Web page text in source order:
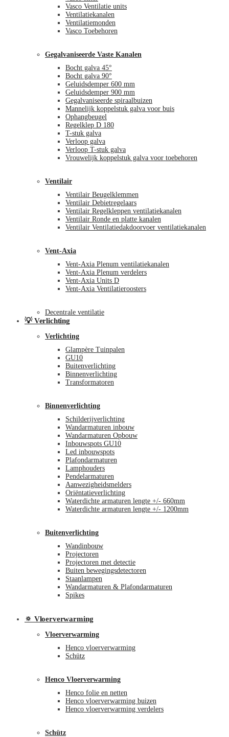
Vasco Ventilatie units
Ventilatiekanalen
Ventilatiemonden
Vasco Toebehoren
Gegalvaniseerde Vaste Kanalen
Bocht galva 45°
Bocht galva 90°
Geluidsdemper 600 mm
Geluidsdemper 900 mm
Gegalvaniseerde spiraalbuizen
Mannelijk koppelstuk galva voor buis
Ophangbeugel
Regelklep D 180
T-stuk galva
Verloop galva
Verloop T-stuk galva
Vrouwelijk koppelstuk galva voor toebehoren
Ventilair
Ventilair Beugelklemmen
Ventilair Debietregelaars
Ventilair Regelkleppen ventilatiekanalen
Ventilair Ronde en platte kanalen
Ventilair Ventilatiedakdoorvoer ventilatiekanalen
Vent-Axia
Vent-Axia Plenum ventilatiekanalen
Vent-Axia Plenum verdelers
Vent-Axia Units D
Vent-Axia Ventilatieroosters
Decentrale ventilatie
💡 Verlichting
Verlichting
Glampère Tuinpalen
GU10
Buitenverlichting
Binnenverlichting
Transformatoren
Binnenverlichting
Schilderijverlichting
Wandarmaturen inbouw
Wandarmaturen Opbouw
Inbouwspots GU10
Led inbouwspots
Plafondarmaturen
Lamphouders
Pendelarmaturen
Aanwezigheidsmelders
Oriëntatieverlichting
Waterdichte armaturen lengte +/- 660mm
Waterdichte armaturen lengte +/- 1200mm
Buitenverlichting
Wandinbouw
Projectoren
Projectoren met detectie
Buiten bewegingsdetectoren
Staanlampen
Wandarmaturen & Plafondarmaturen
Spikes
🔅 Vloerverwarming
Vloerverwarming
Henco vloerverwarming
Schütz
Henco Vloerverwarming
Henco folie en netten
Henco vloerverwarming buizen
Henco vloerverwarming verdelers
Schütz